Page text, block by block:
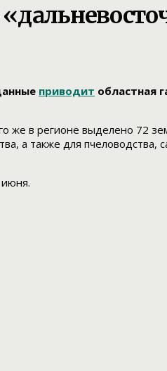
приводит областная
же в регионе выделено 72
а также для пчеловодства,